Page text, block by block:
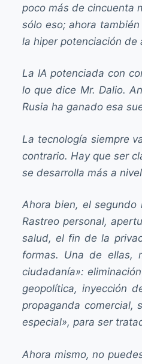
poco más de cincuenta
sólo eso; ahora
la hiper potenciación
La IA potenciada con
lo que dice Mr. Dalio.
Rusia ha ganado esa
La tecnología siempre
contrario. Hay que ser
se desarrolla más a
Ahora bien, el segundo
Rastreo personal,
salud, el fin de la
formas. Una de ellas,
ciudadanía»:
geopolítica, inyección
propaganda comercial,
especial», para ser
Ahora mismo, no